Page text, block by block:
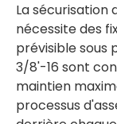
La sécurisation
nécessite des
prévisible sous
3/8'-16 sont
maintien
processus